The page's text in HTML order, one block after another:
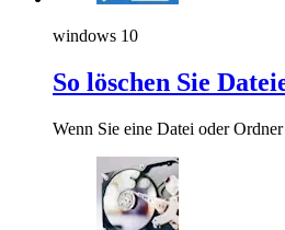
windows 10
So löschen Sie
Wenn Sie eine Datei oder